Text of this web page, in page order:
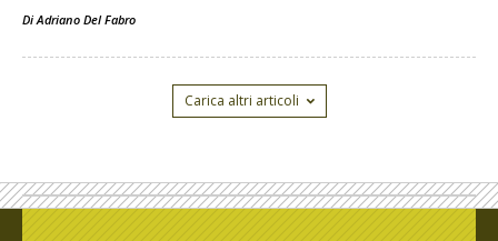
DiAdriano Del Fabro
Carica altri articoli